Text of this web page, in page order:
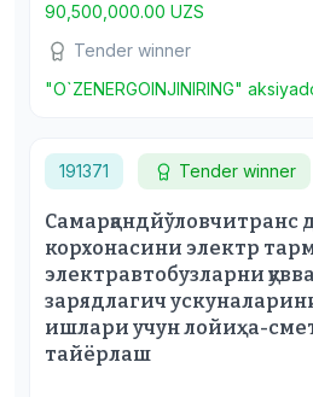
90,500,000.00 UZS
Tender winner
"O`ZENERGOINJINIRING"
191371 Tender winner
Самарқандйўловчитранс
корхонасини электр
электравтобузларни
зарядлагич
ишлари учун лойиҳа-
тайёрлаш